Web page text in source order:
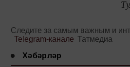
Следите за самым важным и
Telegram-канале Татмедиа
Хәбәрләр